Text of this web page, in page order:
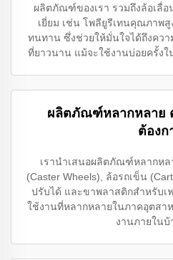
ผลิตภัณฑ์ของเรา รวมถึงล้อเลื่
เยี่ยม เช่น โพลียูรีเทนคุณภาพ
ทนทาน ซึ่งช่วยให้มั่นใจได้ถึงคว
ที่ยาวนาน แม้จะใช้งานบ่อยครั้ง
ผลิตภัณฑ์หลากหลาย
ต้องก
เรานำเสนอผลิตภัณฑ์หลากหล
(Caster Wheels), ล้อรถเข็น
ปรับได้ และขาพลาสติกสำหรับเ
ใช้งานที่หลากหลายในภาคอุตสา
งานภายในบ้